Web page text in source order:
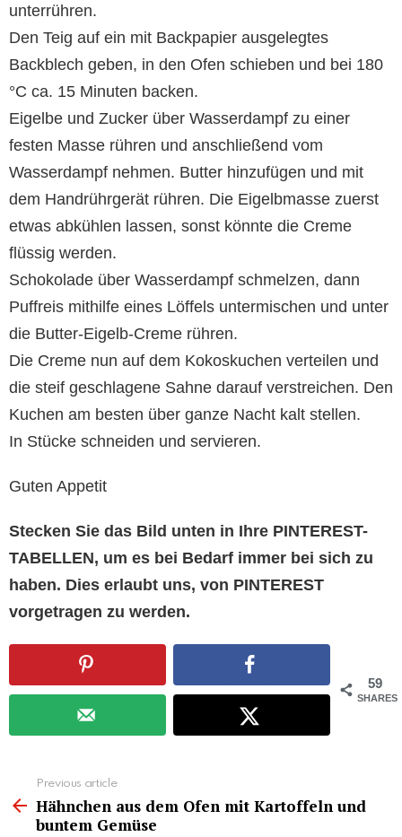
unterrühren.
Den Teig auf ein mit Backpapier ausgelegtes
Backblech geben, in den Ofen schieben und bei 180
°C ca. 15 Minuten backen.
Eigelbe und Zucker über Wasserdampf zu einer
festen Masse rühren und anschließend vom
Wasserdampf nehmen. Butter hinzufügen und mit
dem Handrührgerät rühren. Die Eigelbmasse zuerst
etwas abkühlen lassen, sonst könnte die Creme
flüssig werden.
Schokolade über Wasserdampf schmelzen, dann
Puffreis mithilfe eines Löffels untermischen und unter
die Butter-Eigelb-Creme rühren.
Die Creme nun auf dem Kokoskuchen verteilen und
die steif geschlagene Sahne darauf verstreichen. Den
Kuchen am besten über ganze Nacht kalt stellen.
In Stücke schneiden und servieren.
Guten Appetit
Stecken Sie das Bild unten in Ihre PINTEREST-
TABELLEN, um es bei Bedarf immer bei sich zu
haben. Dies erlaubt uns, von PINTEREST
vorgetragen zu werden.
59
SHARES
more
Previous article
Hähnchen aus dem Ofen mit Kartoffeln und
buntem Gemüse